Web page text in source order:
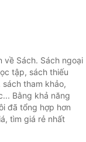
về Sách. Sách ngoại
tập, sách thiếu
tham khảo,
Bằng khả năng
đã tổng hợp hơn
tìm giá rẻ nhất